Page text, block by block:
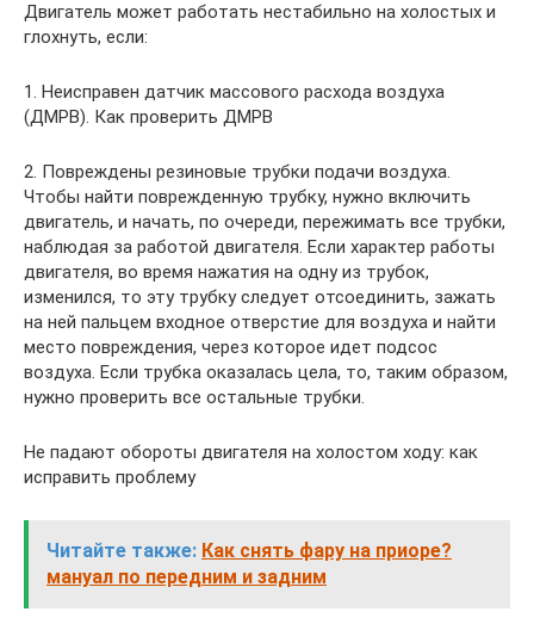
Двигатель может работать нестабильно на холостых и
глохнуть, если:
1. Неисправен датчик массового расхода воздуха
(ДМРВ). Как проверить ДМРВ
2. Повреждены резиновые трубки подачи воздуха.
Чтобы найти поврежденную трубку, нужно включить
двигатель, и начать, по очереди, пережимать все трубки,
наблюдая за работой двигателя. Если характер работы
двигателя, во время нажатия на одну из трубок,
изменился, то эту трубку следует отсоединить, зажать
на ней пальцем входное отверстие для воздуха и найти
место повреждения, через которое идет подсос
воздуха. Если трубка оказалась цела, то, таким образом,
нужно проверить все остальные трубки.
Не падают обороты двигателя на холостом ходу: как
исправить проблему
Читайте также: Как снять фару на приоре?
мануал по передним и задним